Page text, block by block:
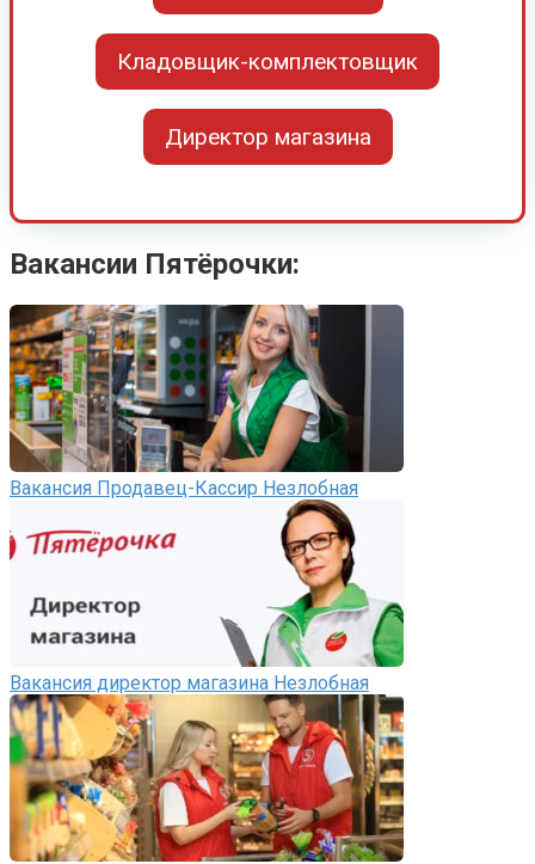
Кладовщик-комплектовщик
Директор магазина
Вакансии Пятёрочки:
Вакансия Продавец-Кассир Незлобная
Вакансия директор магазина Незлобная